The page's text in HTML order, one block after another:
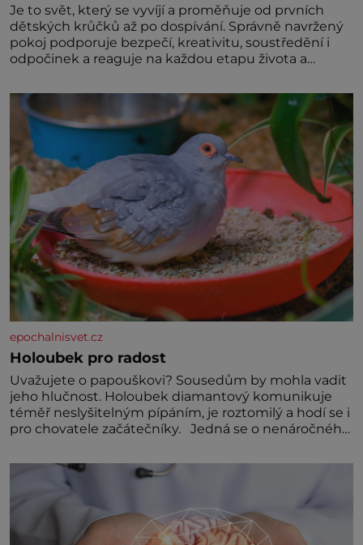
Je to svět, který se vyvíjí a proměňuje od prvních
dětských krůčků až po dospívání. Správně navržený
pokoj podporuje bezpečí, kreativitu, soustředění i
odpočinek a reaguje na každou etapu života a
jednoduchost, měkkost a bezpečí, proto by pokoj
miminka měl působit především klidně a útulně.
Předškolní věk je
epochalnisvet.cz
Holoubek pro radost
Uvažujete o papouškovi? Sousedům by mohla vadit
jeho hlučnost. Holoubek diamantový komunikuje
téměř neslyšitelným pípáním, je roztomilý a hodí se i
pro chovatele začátečníky. Jedná se o nenáročného
Hodně času tráví na zemi, kde sbírá zbytky semínek
Jeho domovinou je prakticky celá Austrálie s
výjimkou pobřežní oblasti.